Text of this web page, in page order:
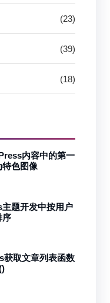
(23)
(39)
(18)
内容中的第一
色图像
题开发中按用户
序
获取文章列表函数